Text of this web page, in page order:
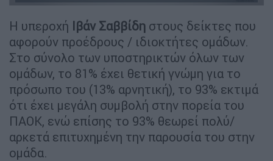
Η υπεροχή Ιβάν Σαββίδη στους δείκτες που
αφορούν προέδρους / ιδιοκτήτες ομάδων.
Στο σύνολο των υποστηρικτών όλων των
ομάδων, το 81% έχει θετική γνώμη για το
πρόσωπο του (13% αρνητική), το 93% εκτιμά
ότι έχει μεγάλη συμβολή στην πορεία του
ΠΑΟΚ, ενώ επίσης το 93% θεωρεί πολύ/
αρκετά επιτυχημένη την παρουσία του στην
ομάδα.